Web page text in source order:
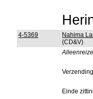
4-5369
Nahima
(CD&V)
Einde